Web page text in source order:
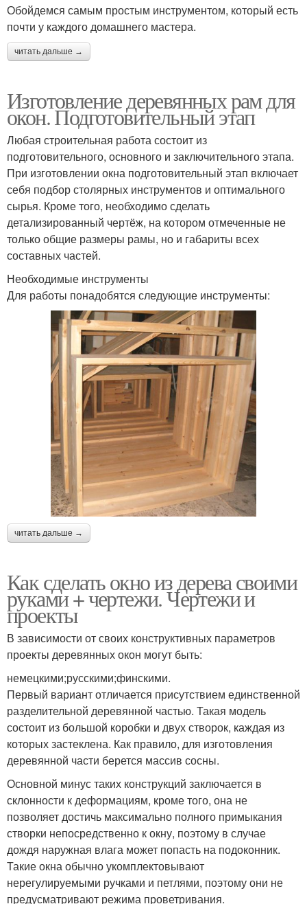
Обойдемся самым простым инструментом, который есть
почти у каждого домашнего мастера.
читать дальше →
Изготовление деревянных рам для
окон. Подготовительный этап
Любая строительная работа состоит из
подготовительного, основного и заключительного этапа.
При изготовлении окна подготовительный этап включает
себя подбор столярных инструментов и оптимального
сырья. Кроме того, необходимо сделать
детализированный чертёж, на котором отмеченные не
только общие размеры рамы, но и габариты всех
составных частей.
Необходимые инструменты
Для работы понадобятся следующие инструменты:
читать дальше →
Как сделать окно из дерева своими
руками + чертежи. Чертежи и
проекты
В зависимости от своих конструктивных параметров
проекты деревянных окон могут быть:
немецкими;русскими;финскими.
Первый вариант отличается присутствием единственной
разделительной деревянной частью. Такая модель
состоит из большой коробки и двух створок, каждая из
которых застеклена. Как правило, для изготовления
деревянной части берется массив сосны.
Основной минус таких конструкций заключается в
склонности к деформациям, кроме того, она не
позволяет достичь максимально полного примыкания
створки непосредственно к окну, поэтому в случае
дождя наружная влага может попасть на подоконник.
Такие окна обычно укомплектовывают
нерегулируемыми ручками и петлями, поэтому они не
предусматривают режима проветривания.